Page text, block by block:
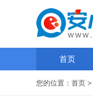
首页
您的位置： 首页 >